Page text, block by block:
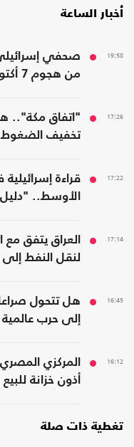
أخبار الساعة
19:58
صحفي
من هجوم 7 أكتوبر
17:26
"اتفاق مكة"..
تخفيف الضغوط
17:22
قراءة
الأوسط..
17:14
العراق يتفق
لنقل النفط
16:45
هل تتحول
إلى حرب عالمية
16:12
أذون خزانة
تغطية ذات صلة